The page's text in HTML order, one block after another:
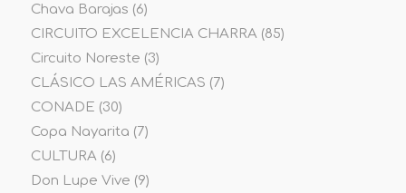
Chava Barajas (6)
CIRCUITO EXCELENCIA CHARRA(85)
Circuito Noreste (3)
CLÁSICO LAS AMÉRICAS (7)
CONADE (30)
Copa Nayarita (7)
CULTURA(6)
Don Lupe Vive (9)